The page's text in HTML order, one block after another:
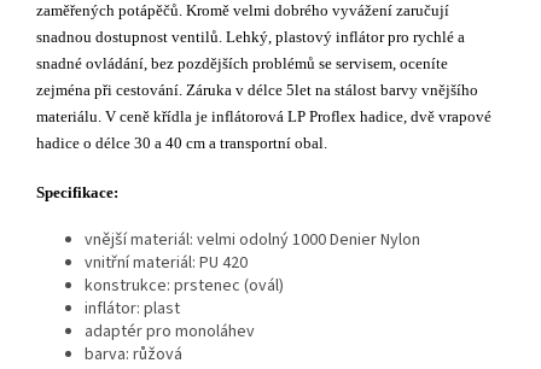
zaměřených potápěčů. Kromě velmi dobrého vyvážení zaručují
snadnou dostupnost ventilů. Lehký, plastový inflátor pro rychlé a
snadné ovládání, bez pozdějších problémů se servisem, oceníte
zejména při cestování. Záruka v délce 5let na stálost barvy vnějšího
materiálu. V ceně křídla je inflátorová LP Proflex hadice, dvě vrapové
hadice o délce 30 a 40 cm a transportní obal.
Specifikace:
vnější materiál: velmi odolný 1000 Denier Nylon
vnitřní materiál: PU 420
konstrukce: prstenec (ovál)
inflátor: plast
adaptér pro monoláhev
barva: růžová